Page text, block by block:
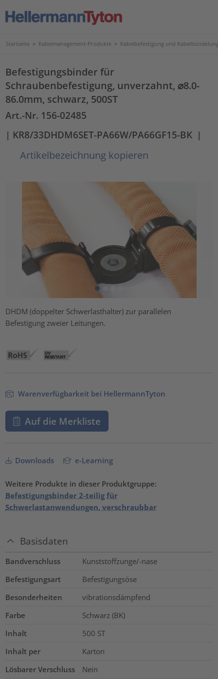
Startseite > Kabelmanagement-Produkte > Kabelbefestigung und
Befestigungsbinder für
Schraubenbefestigung, unverzahnt, ⌀8.0-
86.0mm, schwarz, 500ST
Art.-Nr. 156-02485
| KR8/33DHDM6SET-PA66W/PA66GF15-BK |
Artikelbezeichnung kopieren
DHDM (doppelter Schwerlasthalter) zur parallelen
Befestigung zweier Leitungen.
Warenverfügbarkeit bei HellermannTyton
Auf die Merkliste
Downloads e-Learning
Weitere Produkte in dieser Produktgruppe:
Befestigungsbinder 2-teilig für
Schwerlastanwendungen, verschraubbar
Basisdaten
Bandverschluss
Kunststoffzunge/-nase
Befestigungsart
Befestigungsöse
Besonderheiten
vibrationsdämpfend
Farbe
Schwarz (BK)
Inhalt
500 ST
Inhalt per
Karton
Lösbarer Verschluss
Nein